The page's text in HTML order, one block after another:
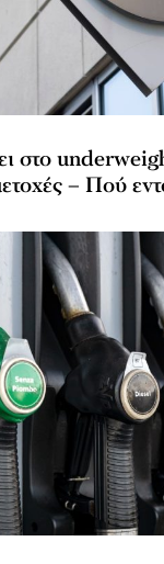
στο
– Πού